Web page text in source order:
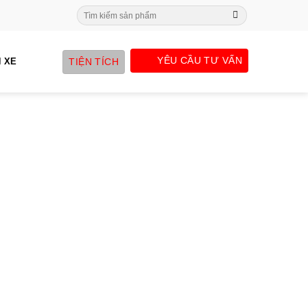
Search
for:
XE TIỆN TÍCH YÊU CẦU TƯ VẤN